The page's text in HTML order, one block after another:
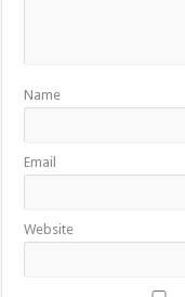
Name
Email
Website